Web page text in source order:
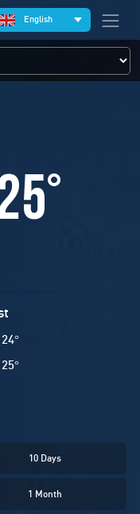
English
°
24°
25°
10 Days
1 Month